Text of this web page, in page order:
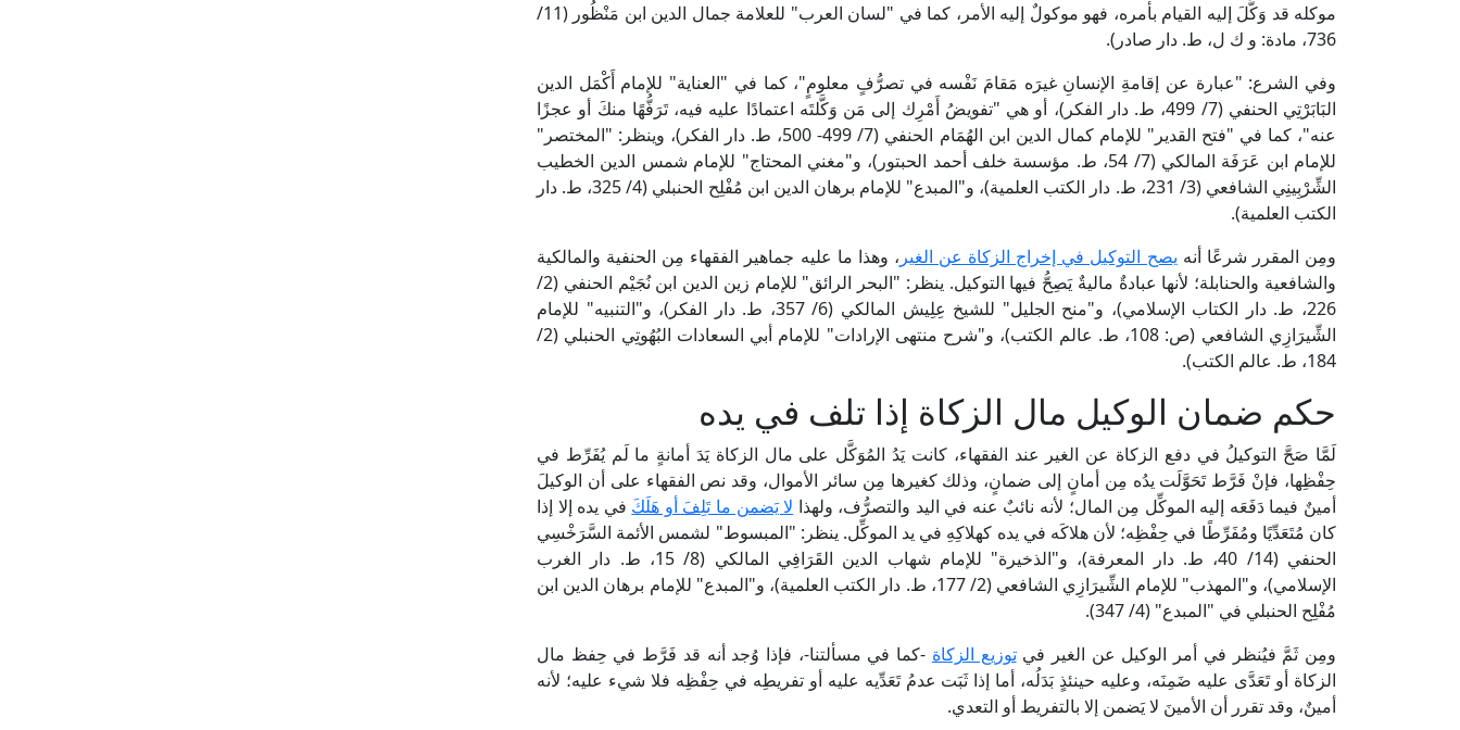
موكله قد وَكَّلَ إليه القيام بأمره، فهو موكولٌ إليه الأمر، كما في "لسان العرب" للعلامة جمال الدين ابن مَنْظُور (11/
736، مادة: و ك ل، ط. دار صادر).
وفي الشرع: "عبارة عن إقامةِ الإنسانِ غيرَه مَقامَ نَفْسه في تصرُّفٍ معلومٍ"، كما في "العناية" للإمام أَكْمَل الدين
البَابَرْتِي الحنفي (7/ 499، ط. دار الفكر)، أو هي "تفويضُ أَمْرِك إلى مَن وَكَّلتَه اعتمادًا عليه فيه، تَرَفُّهًا منكَ أو عجزًا
عنه"، كما في "فتح القدير" للإمام كمال الدين ابن الهُمَام الحنفي (7/ 499- 500، ط. دار الفكر)، وينظر: "المختصر"
للإمام ابن عَرَفَة المالكي (7/ 54، ط. مؤسسة خلف أحمد الحبتور)، و"مغني المحتاج" للإمام شمس الدين الخطيب
الشِّرْبِينِي الشافعي (3/ 231، ط. دار الكتب العلمية)، و"المبدع" للإمام برهان الدين ابن مُفْلِح الحنبلي (4/ 325، ط. دار
الكتب العلمية).
ومِن المقرر شرعًا أنه يصح التوكيل في إخراج الزكاة عن الغير ، وهذا ما عليه جماهير الفقهاء مِن الحنفية والمالكية
والشافعية والحنابلة؛ لأنها عبادةٌ ماليةٌ يَصِحُّ فيها التوكيل. ينظر: "البحر الرائق" للإمام زين الدين ابن نُجَيْم الحنفي (2/
226، ط. دار الكتاب الإسلامي)، و"منح الجليل" للشيخ عِلِيش المالكي (6/ 357، ط. دار الفكر)، و"التنبيه" للإمام
الشِّيرَازِي الشافعي (ص: 108، ط. عالم الكتب)، و"شرح منتهى الإرادات" للإمام أبي السعادات البُهُوتِي الحنبلي (2/
184، ط. عالم الكتب).
حكم ضمان الوكيل مال الزكاة إذا تلف في يده
لَمَّا صَحَّ التوكيلُ في دفع الزكاة عن الغير عند الفقهاء، كانت يَدُ المُوَكَّل على مال الزكاة يَدَ أمانةٍ ما لَم يُفَرِّط في
حِفْظِها، فإنْ فَرَّط تَحَوَّلَت يدُه مِن أمانٍ إلى ضمانٍ، وذلك كغيرها مِن سائر الأموال، وقد نص الفقهاء على أن الوكيلَ
أمينٌ فيما دَفَعَه إليه الموكِّل مِن المال؛ لأنه نائبٌ عنه في اليد والتصرُّف، ولهذا لا يَضمن ما تَلِفَ أو هَلَكَ في يده إلا إذا
كان مُتَعَدِّيًا ومُفَرِّطًا في حِفْظِه؛ لأن هلاكَه في يده كهلاكِهِ في يد الموكِّل. ينظر: "المبسوط" لشمس الأئمة السَّرَخْسِي
الحنفي (14/ 40، ط. دار المعرفة)، و"الذخيرة" للإمام شهاب الدين القَرَافِي المالكي (8/ 15، ط. دار الغرب
الإسلامي)، و"المهذب" للإمام الشِّيرَازِي الشافعي (2/ 177، ط. دار الكتب العلمية)، و"المبدع" للإمام برهان الدين ابن
مُفْلِح الحنبلي في "المبدع" (4/ 347).
ومِن ثَمَّ فيُنظر في أمر الوكيل عن الغير فيتوزيع الزكاة -كما في مسألتنا-، فإذا وُجد أنه قد فَرَّط في حِفظ مال
الزكاة أو تَعَدَّى عليه ضَمِنَه، وعليه حينئذٍ بَدَلُه، أما إذا ثَبَت عدمُ تَعَدِّيه عليه أو تفريطِه في حِفْظِه فلا شيء عليه؛ لأنه
أمينٌ، وقد تقرر أن الأمينَ لا يَضمن إلا بالتفريط أو التعدي.